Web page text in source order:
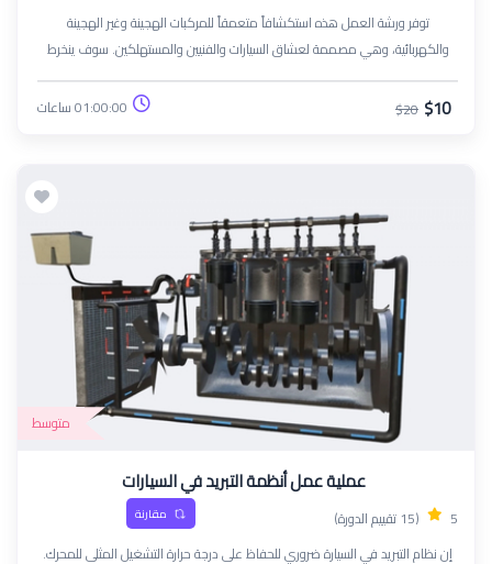
توفر ورشة العمل هذه استكشافاً متعمقاً للمركبات الهجينة وغير الهجينة
والكهربائية، وهي مصممة لعشاق السيارات والفنيين والمستهلكين. سوف ينخرط
المشاركون في مناقشات تفاعلية وأنشطة عملية لفهم الميكانيكا والأداء والتأثيرات
$10
$20 01:00:00 ساعات
متوسط
عملية عمل أنظمة التبريد في السيارات
5 (15 تقييم الدورة) مقارنة
إن نظام التبريد في السيارة ضروري للحفاظ على درجة حرارة التشغيل المثلى للمحرك.